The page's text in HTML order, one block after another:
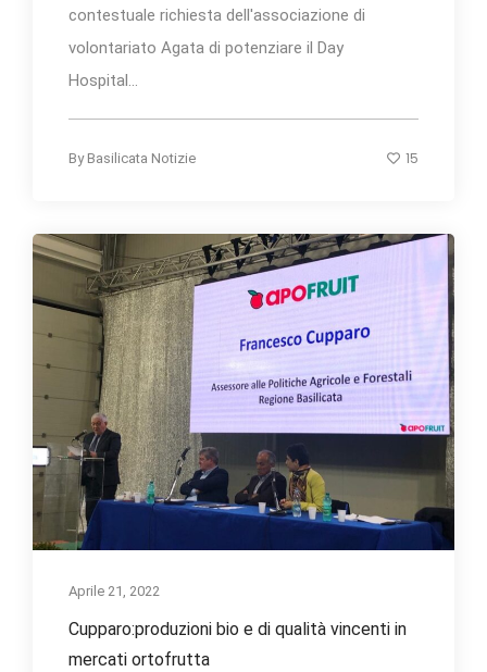
contestuale richiesta dell'associazione di
volontariato Agata di potenziare il Day
Hospital...
By Basilicata Notizie 15
Aprile 21, 2022
Cupparo:produzioni bio e di qualità vincenti in
mercati ortofrutta